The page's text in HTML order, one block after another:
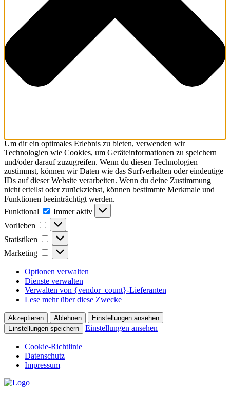
Um dir ein optimales Erlebnis zu bieten, verwenden wir
Technologien wie Cookies, um Geräteinformationen zu speichern
und/oder darauf zuzugreifen. Wenn du diesen Technologien
zustimmst, können wir Daten wie das Surfverhalten oder eindeutige
IDs auf dieser Website verarbeiten. Wenn du deine Zustimmung
nicht erteilst oder zurückziehst, können bestimmte Merkmale und
Funktionen beeinträchtigt werden.
Funktional
Funktional
Immer aktiv
Vorlieben
Vorlieben
Statistiken Statistiken
Marketing Marketing
Optionen verwalten
Dienste verwalten
Verwalten von {vendor_count}-Lieferanten
Lese mehr über diese Zwecke
Akzeptieren Ablehnen
Einstellungen ansehen
Einstellungen speichern
Einstellungen ansehen
Cookie-Richtlinie
Datenschutz
Impressum